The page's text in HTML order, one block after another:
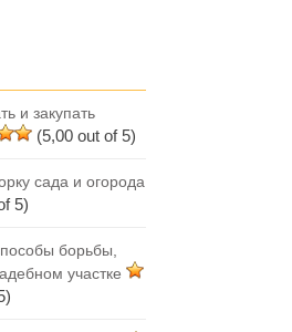
и закупать
(5,00 out of 5)
сада и огорода
5)
борьбы,
участке